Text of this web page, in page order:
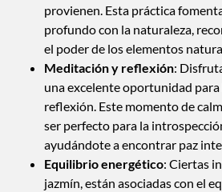
provienen. Esta práctica
profundo con la naturaleza,
el poder de los elementos
Meditación y reflexión:
una excelente oportunidad
reflexión. Este momento de
ser perfecto para la
ayudándote a encontrar paz
Equilibrio energético: Ciertas
jazmín, están asociadas con el